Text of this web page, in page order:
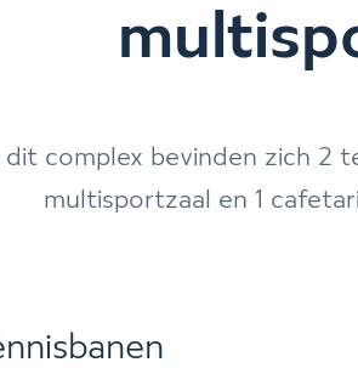
dit complex bevinden zich 2
multisportzaal en 1